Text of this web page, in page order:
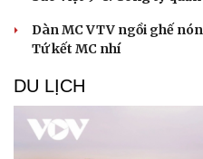
Dàn MC VTV ngồi ghế
Tứ kết MC nhí
DU LỊCH